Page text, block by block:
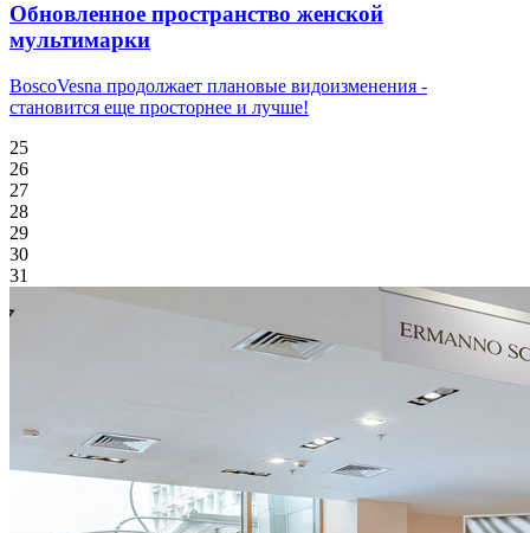
Обновленное пространство женской
мультимарки
BoscoVesna продолжает плановые видоизменения -
становится еще просторнее и лучше!
25
26
27
28
29
30
31